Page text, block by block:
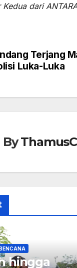
Kedua dari
Terjang
Luka-Luka
By
hingga